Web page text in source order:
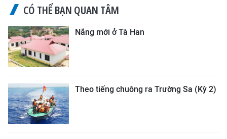
CÓ THỂ BẠN QUAN TÂM
Nắng mới ở Tà Han
Theo tiếng chuông ra Trường Sa (Kỳ 2)